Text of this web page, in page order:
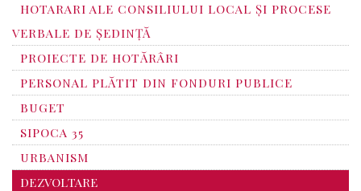
HOTARARI ALE CONSILIULUI LOCAL ȘI PROCESE
VERBALE DE ȘEDINȚĂ
PROIECTE DE HOTĂRÂRI
PERSONAL PLĂTIT DIN FONDURI PUBLICE
BUGET
SIPOCA 35
URBANISM
DEZVOLTARE